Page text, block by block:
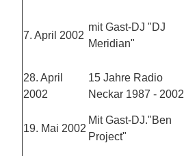
7. April 2002
mit Gast-DJ "DJ
Meridian"
28. April
2002
15 Jahre Radio
Neckar 1987 - 2002
19. Mai 2002
Mit Gast-DJ."Ben
Project"